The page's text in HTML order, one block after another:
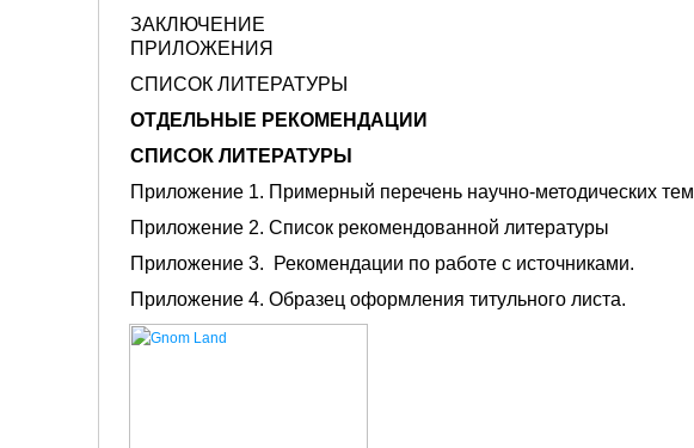
ЗАКЛЮЧЕНИЕ
ПРИЛОЖЕНИЯ
СПИСОК ЛИТЕРАТУРЫ
ОТДЕЛЬНЫЕ РЕКОМЕНДАЦИИ
СПИСОК ЛИТЕРАТУРЫ
Приложение 1. Примерный перечень научно-методических тем
Приложение 2. Список рекомендованной литературы
Приложение 3. Рекомендации по работе с источниками.
Приложение 4. Образец оформления титульного листа.